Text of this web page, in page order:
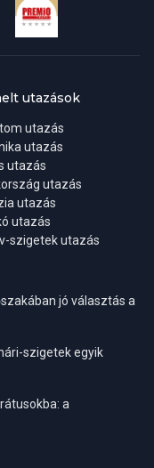
utazások
utazás
utazás
utazás
utazás
utazás
utazás
szigetek utazás
jó választás a
szigetek egyik
a